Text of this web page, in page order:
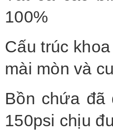
100%
Cấu trúc
mài mòn và
Bồn chứa
150psi chịu